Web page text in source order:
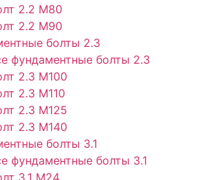
2.2 М80
2.2 М90
болты 2.3
фундаментные болты 2.3
2.3 М100
2.3 М110
2.3 М125
2.3 М140
болты 3.1
фундаментные болты 3.1
3.1 М24